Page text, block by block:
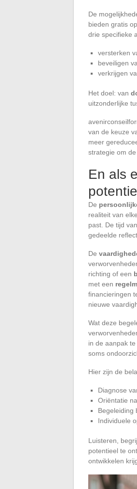
De
bieden gratis
drie specifieke
versterken
beveiligen
verkrijgen
Het doel: van
uitzonderlijke
van de keuze
meer
strategie om
En als
De
realiteit van
past. De tijd
gedeelde
De
richting of een
met een
financieringen
nieuwe
Wat deze
in de aanpak
soms
Hier zijn de
Diagnose
Oriëntatie
Begeleiding
Individuele
Luisteren,
potentieel te
ontwikkelen